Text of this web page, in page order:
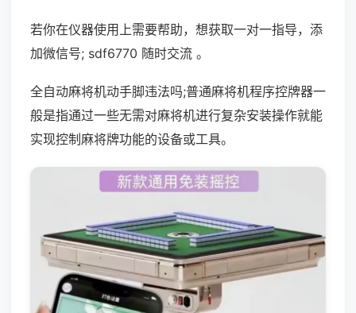
若你在仪器使用上需要帮助，想获取一对一指导，添
加微信号; sdf6770 随时交流 。
全自动麻将机动手脚违法吗;普通麻将机程序控牌器一
般是指通过一些无需对麻将机进行复杂安装操作就能
实现控制麻将牌功能的设备或工具。